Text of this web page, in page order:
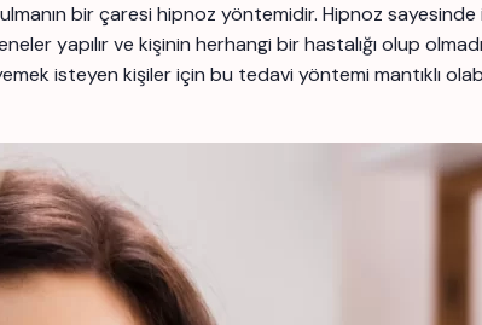
bir çaresi hipnoz yöntemidir. Hipnoz sayesinde
yapılır ve kişinin herhangi bir hastalığı olup
isteyen kişiler için bu tedavi yöntemi mantıklı